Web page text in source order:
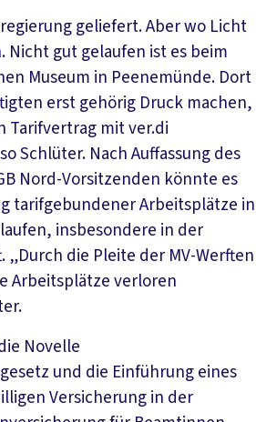
geliefert. Aber wo Licht
Nicht gut gelaufen ist es beim
Museum in Peenemünde. Dort
erst gehörig Druck machen,
Tarifvertrag mit ver.di
Schlüter. Nach Auffassung des
Nord-Vorsitzenden könnte es
tarifgebundener Arbeitsplätze in
insbesondere in der
„Durch die Pleite der MV-Werften
Arbeitsplätze verloren
Novelle
und die Einführung eines
Versicherung in der